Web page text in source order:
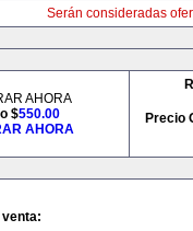
Serán consideradas
AHORA
$550.00
AHORA
Precio